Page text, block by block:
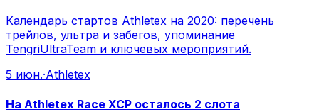
Календарь стартов Athletex на 2020: перечень
трейлов, ультра и забегов, упоминание
TengriUltraTeam и ключевых мероприятий.
5 июн.·Athletex
На Athletex Race XCP осталось 2 слота